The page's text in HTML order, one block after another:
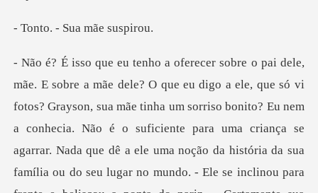
- Sua mãe
a criança se
agarrar. Nada que dê a ele uma noção da história da sua
família ou do seu lugar no mundo. - Ele se inclinou para